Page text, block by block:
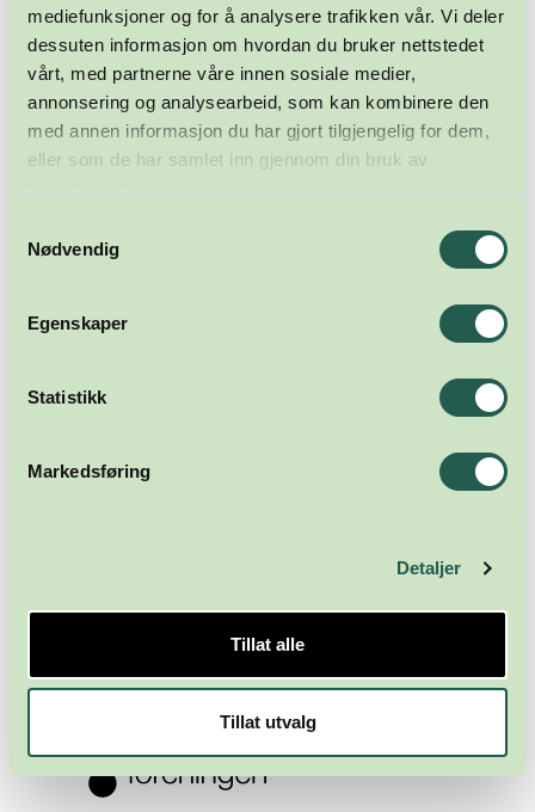
mediefunksjoner og for å analysere trafikken vår. Vi deler
dessuten informasjon om hvordan du bruker nettstedet
vårt, med partnerne våre innen sosiale medier,
annonsering og analysearbeid, som kan kombinere den
med annen informasjon du har gjort tilgjengelig for dem,
eller som de har samlet inn gjennom din bruk av
Nødvendig
Egenskaper
Statistikk
Markedsføring
Detaljer
Tillat alle
Tillat utvalg
Abonner